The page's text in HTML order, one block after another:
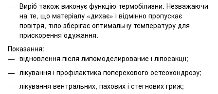
Виріб також виконує функцію термобілизни. Незважаючи
на те, що матеріалу «дихає» і відмінно пропускає
повітря, тіло зберігає оптимальну температуру для
прискорення одужання.
Показання:
відновлення після липомоделирование і ліпосакції;
лікування і профілактика поперекового остеохондрозу;
лікування вентральних, пахових і стегнових гриж;